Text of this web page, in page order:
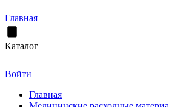
Главная
Каталог
Войти
Главная